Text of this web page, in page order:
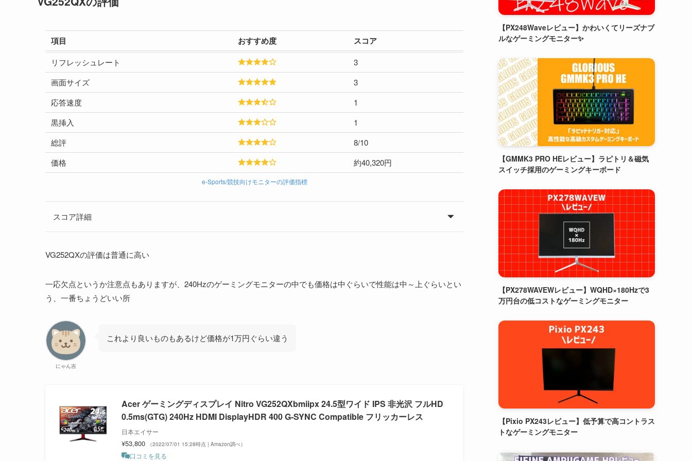
項目 おすすめ度 スコア
リフレッシュレート
3
画面サイズ
3
応答速度
1
黒挿入
1
総評
8/10
価格
約40,320円
e-Sports/競技向けモニターの評価指標
スコア詳細
リフレッシュレート
画面サイズ
3/10
なし
応答速度
黒挿入
リフレッシュレート
360Hz
144Hz
2
165～170Hz［+0.5］
60Hz
VG252QXの評価は普通に高い
一応欠点というか注意点もありますが、240Hzのゲーミングモニターの中でも価格は中ぐらいで性能は中～上ぐらいとい
う、一番ちょうどいい所
にゃん吉
これより良いものもあるけど価格が1万円ぐらい違う
Acer ゲーミングディスプレイ Nitro VG252QXbmiipx 24.5型ワイド IPS 非光沢 フルHD
0.5ms(GTG) 240Hz HDMI DisplayHDR 400 G-SYNC Compatible フリッカーレス
日本エイサー
¥53,800 （2022/07/01 15:28時点 | Amazon調べ）
口コミを見る
【PX248Waveレビュー】かわいくてリーズナブ
ルなゲーミングモニター✨
【GMMK3 PRO HEレビュー】ラピトリ＆磁気
スイッチ採用のゲーミングキーボード
【PX278WAVEWレビュー】WQHD×180Hzで3
万円台の低コストなゲーミングモニター
【Pixio PX243レビュー】低予算で高コントラス
トなゲーミングモニター